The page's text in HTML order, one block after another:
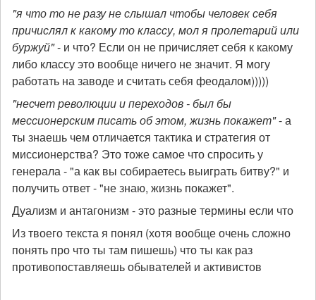
"я что то не разу не слышал чтобы человек себя
причислял к какому то классу, мол я пролетарий или
буржуй"- и что? Если он не причисляет себя к какому
либо классу это вообще ничего не значит. Я могу
работать на заводе и считать себя феодалом)))))
"несчет революции и переходов - был бы
мессионерским писать об этом, жизнь покажет"- а
ты знаешь чем отличается тактика и стратегия от
миссионерства? Это тоже самое что спросить у
генерала - "а как вы собираетесь выиграть битву?" и
получить ответ - "не знаю, жизнь покажет".
Дуализм и антагонизм - это разные термины если что
Из твоего текста я понял (хотя вообще очень сложно
понять про что ты там пишешь) что ты как раз
противопоставляешь обывателей и активистов